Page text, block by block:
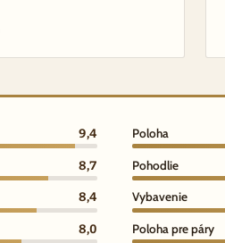
9,4 Poloha
8,7 Pohodlie
8,4 Vybavenie
8,0 Poloha pre páry